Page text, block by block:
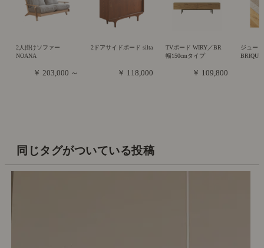
2人掛けソファー
NOANA
￥ 203,000 ～
2ドアサイドボード silta
￥ 118,000
TVボード WIRY／BR
幅150cmタイプ
￥ 109,800
ジュー
BRIQUE
同じタグがついている投稿